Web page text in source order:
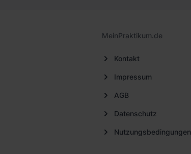
MeinPraktikum.de
Kontakt
Impressum
AGB
Datenschutz
Nutzungsbedingungen